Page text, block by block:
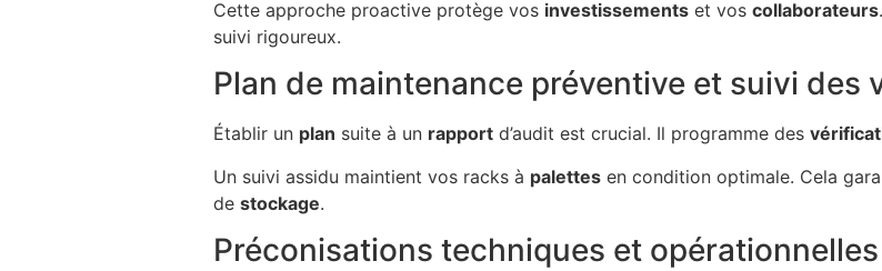
Cette approche proactive protège vos investissements et vos collaborateurs
suivi rigoureux.
Plan de maintenance préventive et suivi des
Établir un plan suite à un rapport d’audit est crucial. Il programme des
Un suivi assidu maintient vos racks à palettes en condition optimale. Cela
de stockage.
Préconisations techniques et